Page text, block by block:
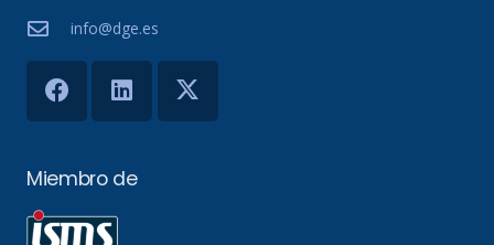
info@dge.es
Miembro de